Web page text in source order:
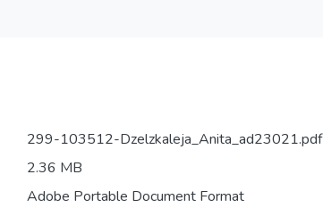
299-103512-Dzelzkaleja_Anita_ad23021.pdf
2.36 MB
Adobe Portable Document Format